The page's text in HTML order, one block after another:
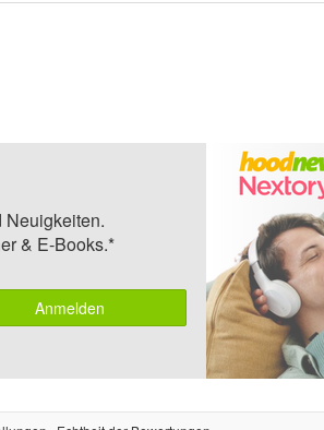
Neuigkeiten.
& E-Books.*
Anmelden